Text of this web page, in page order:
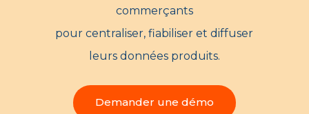
commerçants
pour centraliser, fiabiliser et diffuser
leurs données produits.
Demander une démo